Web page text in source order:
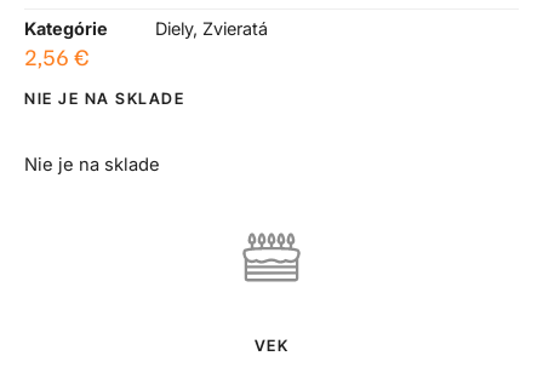
Kategórie
Diely, Zvieratá
2,56 €
NIE JE NA SKLADE
Nie je na sklade
VEK